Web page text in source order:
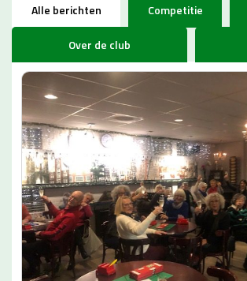
Alle berichten Competitie
Over de club